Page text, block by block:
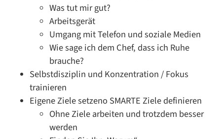
Was tut mir gut?
Arbeitsgerät
Umgang mit Telefon und soziale Medien
Wie sage ich dem Chef, dass ich Ruhe
brauche?
Selbstdisziplin und Konzentration / Fokus
trainieren
Eigene Ziele setzeno SMARTE Ziele definieren
Ohne Ziele arbeiten und trotzdem besser
werden